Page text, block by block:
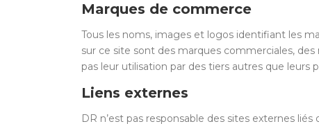
Marques de commerce
Tous les noms, images et logos identifiant les
sur ce site sont des marques commerciales,
pas leur utilisation par des tiers autres que
Liens externes
DR n’est pas responsable des sites externes